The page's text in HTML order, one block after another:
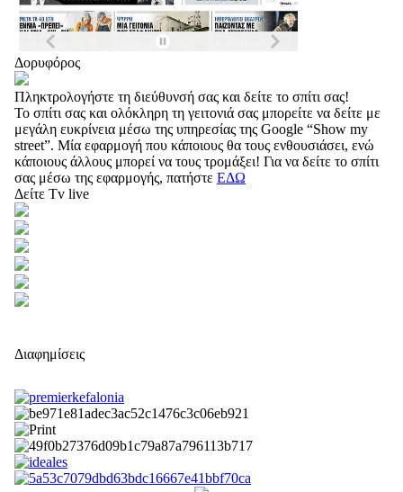
Δορυφόρος
Πληκτρολογήστε τη διεύθυνσή σας και δείτε το σπίτι σας!
Το σπίτι σας και ολόκληρη τη γειτονιά σας μπορείτε να δείτε με
μεγάλη ευκρίνεια μέσω της υπηρεσίας της Google “Show my
street”. Μία εφαρμογή που κάποιους θα τους ενθουσιάσει, ενώ
κάποιους άλλους μπορεί να τους τρομάξει! Για να δείτε το σπίτι
σας μέσω της εφαρμογής, πατήστε ΕΔΩ
Δείτε Tv live
Διαφημίσεις